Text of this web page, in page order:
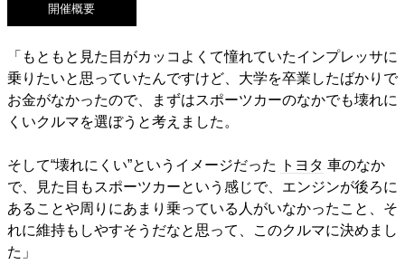
開催概要
「もともと見た目がカッコよくて憧れていたインプレッサに
乗りたいと思っていたんですけど、大学を卒業したばかりで
お金がなかったので、まずはスポーツカーのなかでも壊れに
くいクルマを選ぼうと考えました。
そして“壊れにくい”というイメージだった トヨタ 車のなか
で、見た目もスポーツカーという感じで、エンジンが後ろに
あることや周りにあまり乗っている人がいなかったこと、そ
れに維持もしやすそうだなと思って、このクルマに決めまし
た」